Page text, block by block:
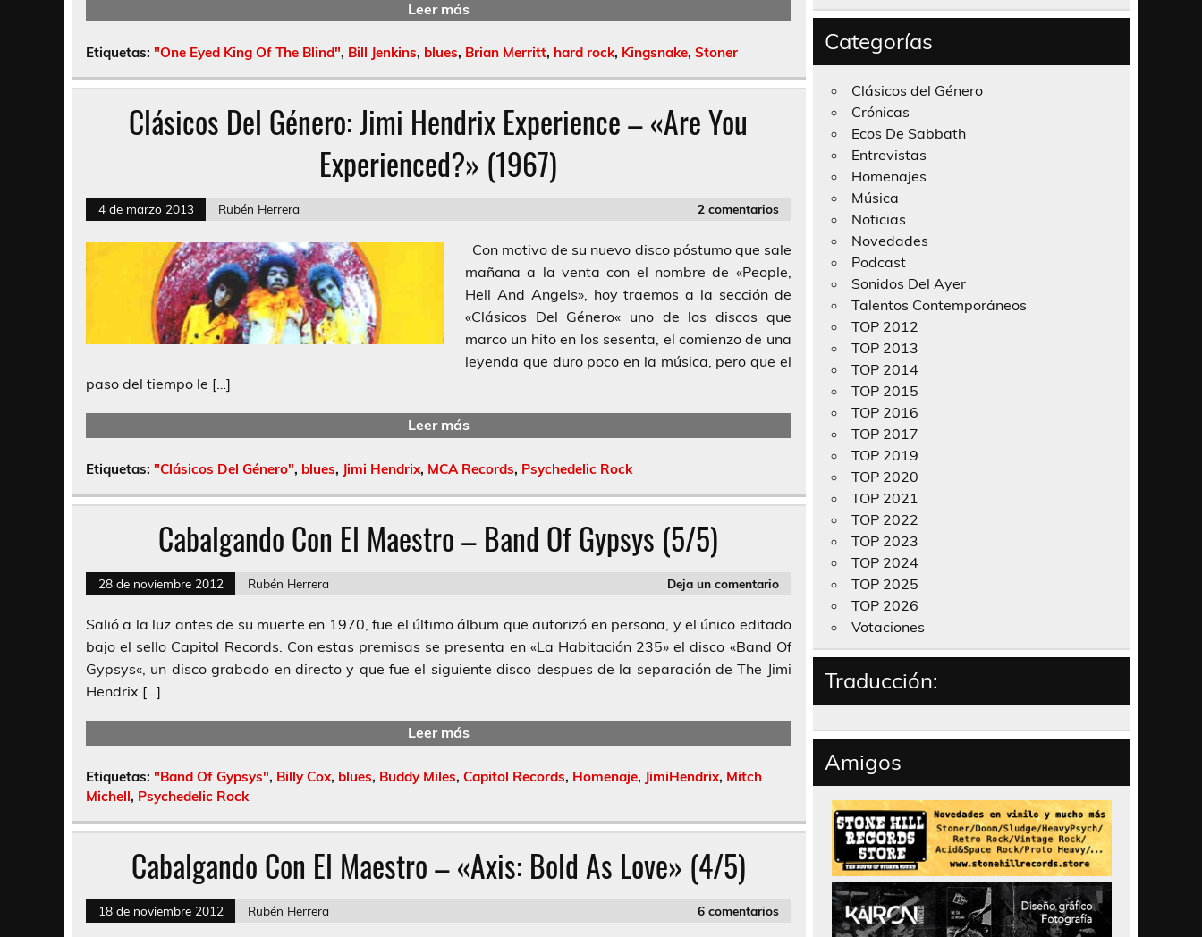
Leer más
Etiquetas: "One Eyed King Of The Blind", Bill Jenkins, blues, Brian Merritt, hard rock, Kingsnake, Stoner
Clásicos Del Género: Jimi Hendrix Experience – «Are You
Experienced?» (1967)
4 de marzo 2013 Rubén Herrera 2 comentarios
Con motivo de su nuevo disco póstumo que sale
mañana a la venta con el nombre de «People,
Hell And Angels», hoy traemos a la sección de
«Clásicos Del Género« uno de los discos que
marco un hito en los sesenta, el comienzo de una
leyenda que duro poco en la música, pero que el
paso del tiempo le […]
Leer más
Etiquetas: "Clásicos Del Género", blues, Jimi Hendrix, MCA Records, Psychedelic Rock
Cabalgando Con El Maestro – Band Of Gypsys (5/5)
28 de noviembre 2012 Rubén Herrera Deja un comentario
Salió a la luz antes de su muerte en 1970, fue el último álbum que autorizó en persona, y el único editado
bajo el sello Capitol Records. Con estas premisas se presenta en «La Habitación 235» el disco «Band Of
Gypsys«, un disco grabado en directo y que fue el siguiente disco despues de la separación de The Jimi
Hendrix […]
Leer más
Etiquetas: "Band Of Gypsys", Billy Cox, blues, Buddy Miles, Capitol Records, Homenaje, JimiHendrix, Mitch
Michell, Psychedelic Rock
Cabalgando Con El Maestro – «Axis: Bold As Love» (4/5)
18 de noviembre 2012 Rubén Herrera 6 comentarios
Categorías
Clásicos del Género
Crónicas
Ecos De Sabbath
Entrevistas
Homenajes
Música
Noticias
Novedades
Podcast
Sonidos Del Ayer
Talentos Contemporáneos
TOP 2012
TOP 2013
TOP 2014
TOP 2015
TOP 2016
TOP 2017
TOP 2019
TOP 2020
TOP 2021
TOP 2022
TOP 2023
TOP 2024
TOP 2025
TOP 2026
Votaciones
Traducción:
Amigos